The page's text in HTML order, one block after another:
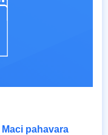
Maci pahavara